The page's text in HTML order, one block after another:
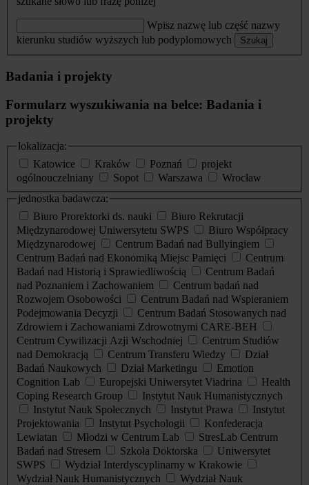
Wpisz nazwę lub część nazwy
kierunku studiów wyższych lub podyplomowych
Szukaj
Badania i projekty
Formularz wyszukiwania na belce: Badania i
projekty
lokalizacja:
Katowice
Kraków Poznań
projekt
ogólnouczelniany
Sopot Warszawa
Wrocław
jednostka badawcza:
Biuro Prorektorki ds. nauki
Biuro Rekrutacji
Międzynarodowej Uniwersytetu SWPS
Biuro Współpracy
Międzynarodowej
Centrum Badań nad Bullyingiem
Centrum Badań nad Ekonomiką Miejsc Pamięci
Centrum
Badań nad Historią i Sprawiedliwością
Centrum Badań
nad Poznaniem i Zachowaniem
Centrum badań nad
Rozwojem Osobowości
Centrum Badań nad Wspieraniem
Podejmowania Decyzji
Centrum Badań Stosowanych nad
Zdrowiem i Zachowaniami Zdrowotnymi CARE-BEH
Centrum Cywilizacji Azji Wschodniej
Centrum Studiów
nad Demokracją
Centrum Transferu Wiedzy
Dział
Badań Naukowych
Dział Marketingu
Emotion
Cognition Lab
Europejski Uniwersytet Viadrina
Health
Coping Research Group
Instytut Nauk Humanistycznych
Instytut Nauk Społecznych
Instytut Prawa
Instytut
Projektowania
Instytut Psychologii
Konfederacja
Lewiatan
Młodzi w Centrum Lab
StresLab Centrum
Badań nad Stresem
Szkoła Doktorska
Uniwersytet
SWPS
Wydział Interdyscyplinarny w Krakowie
Wydział Nauk Humanistycznych
Wydział Nauk